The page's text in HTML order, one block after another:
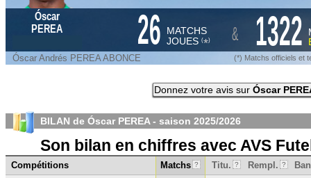
Óscar
PEREA
26 MATCHS
JOUES (*) & 1322
Óscar Andrés PEREA ABONCE (*) Matchs officiels et
Donnez votre avis sur Óscar
BILAN de Óscar PEREA - saison 2025/2026
Son bilan en chiffres avec AVS
Compétitions Matchs ? Titu. ? Rempl. ?